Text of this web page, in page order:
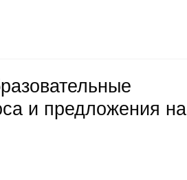
и предложения на